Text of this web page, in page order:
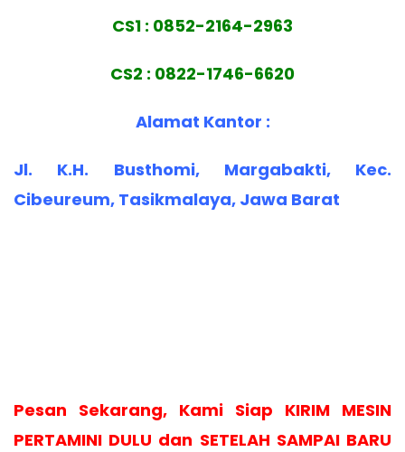
CS1 : 0852-2164-2963
CS2 : 0822-1746-6620
Alamat Kantor :
Jl. K.H. Busthomi, Margabakti, Kec.
Cibeureum, Tasikmalaya, Jawa Barat
Pesan Sekarang, Kami Siap KIRIM MESIN
PERTAMINI DULU dan SETELAH SAMPAI BARU